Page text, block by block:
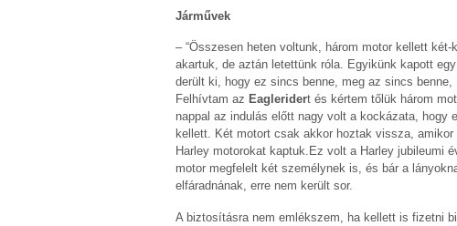
Járművek
– “Összesen heten voltunk, három motor kellett
akartuk, de aztán letettünk róla. Egyikünk kapott
derült ki, hogy ez sincs benne, meg az sincs
Felhívtam az Eagleridert és kértem tőlük három
nappal az indulás előtt nagy volt a kockázata,
kellett. Két motort csak akkor hoztak vissza,
Harley motorokat kaptuk.Ez volt a Harley jubileumi
motor megfelelt két személynek is, és bár a
elfáradnának, erre nem került sor.
A biztosításra nem emlékszem, ha kellett is fizetni